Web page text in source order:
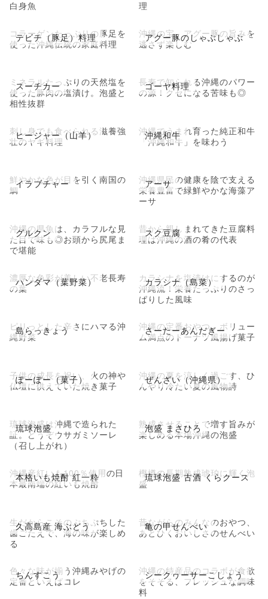
白身魚
理
テビチ（豚足）料理
コラーゲンたっぷりの豚足を
使った沖縄伝統の家庭料理
アグー豚のしゃぶしゃぶ
沖縄の宝、アグー豚の旨みを
逃さず楽しむ
スーチカー
ミネラルたっぷりの天然塩を
使った豚肉の塩漬け。泡盛と
相性抜群
ゴーヤ料理
長寿で知られる沖縄のパワー
の源！クセになる苦味も◎
ヒージャー（山羊）
刺し身でも食べられる滋養強
壮のヤギ料理
沖縄和牛
沖縄でうまれ育った純正和牛
「沖縄和牛」を味わう
イラブチャー
鮮やかな色が目を引く南国の
鯛
アーサ
沖縄県民の健康を陰で支える
栄養豊富で緑鮮やかな海藻ア
ーサ
グルクン
沖縄の県魚は、カラフルな見
た目で味も◎お頭から尻尾ま
で堪能
スク豆腐
昔から親しまれてきた豆腐料
理は沖縄の酒の肴の代表
ハンダマ（葉野菜）
濃厚な色彩が美しい不老長寿
の葉
カラシナ（島菜）
カラシナを塩漬けにするのが
沖縄流！栄養たっぷりのさっ
ぱりした風味
島らっきょう
ピリっとした辛さにハマる沖
縄野菜
さーたーあんだぎー
沖縄の定番おやつ。ボリュー
ム満点のドーナツ風揚げ菓子
ぽーぽー（菓子）
子供の成長を祝い、火の神や
仏壇に供えていた焼き菓子
ぜんざい（沖縄県）
沖縄の夏を涼しく過ごす、ひ
んやり冷たい夏の風物詩
琉球泡盛
琉球泡盛は沖縄で造られた
証。どうぞウサガミソーレ
（召し上がれ）
泡盛 まさひろ
熟成させることで増す旨みが
楽しめる本場沖縄の泡盛
本格いも焼酎 紅一粋
沖縄産紅いも100％使用の日
本最南端の紅いも焼酎
琉球泡盛 古酒 くらクース
樫樽の長期熟成琥珀に輝く泡
盛
久高島産 海ぶどう
生だからこそのぷちぷちした
歯ごたえで、海の味が楽しめ
る
亀の甲せんべい
昔ながらのみんなのおやつ、
あとひくおいしさのせんべい
ちんすこう
色々な味が揃う沖縄みやげの
定番といえばコレ
シークヮーサーこしょう
沖縄の特産品のコラボが食欲
をそそる、フレッシュな調味
料